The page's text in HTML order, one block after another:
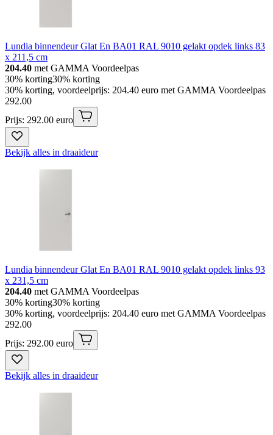
Lundia binnendeur Glat En BA01 RAL 9010 gelakt opdek links 83
x 211,5 cm
204.40 met GAMMA Voordeelpas
30% korting30% korting
30% korting, voordeelprijs: 204.40 euro met GAMMA Voordeelpas
292.00
Prijs: 292.00 euro
Bekijk alles in draaideur
Lundia binnendeur Glat En BA01 RAL 9010 gelakt opdek links 93
x 231,5 cm
204.40 met GAMMA Voordeelpas
30% korting30% korting
30% korting, voordeelprijs: 204.40 euro met GAMMA Voordeelpas
292.00
Prijs: 292.00 euro
Bekijk alles in draaideur